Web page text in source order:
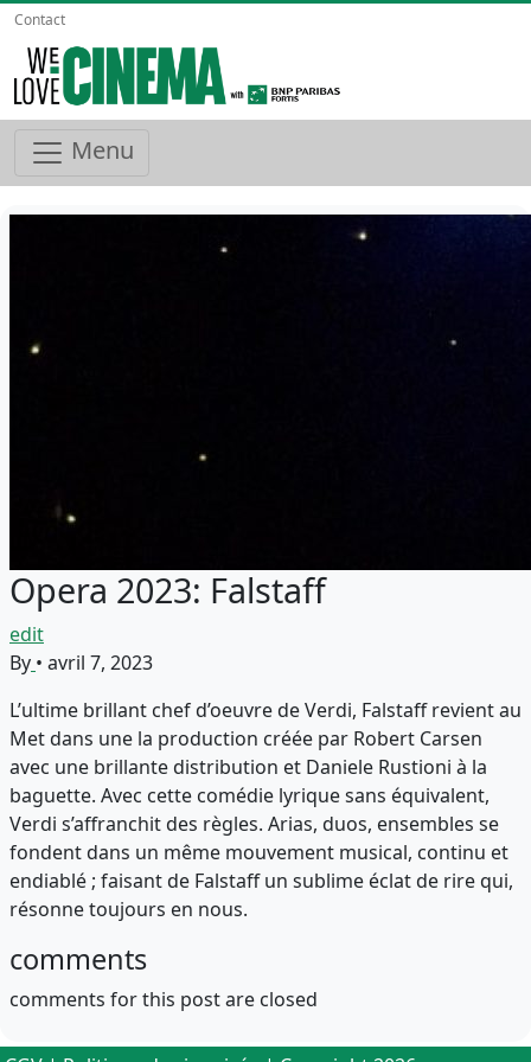
Contact
Menu
Opera 2023: Falstaff
edit
By • avril 7, 2023
L’ultime brillant chef d’oeuvre de Verdi, Falstaff revient au
Met dans une la production créée par Robert Carsen
avec une brillante distribution et Daniele Rustioni à la
baguette. Avec cette comédie lyrique sans équivalent,
Verdi s’affranchit des règles. Arias, duos, ensembles se
fondent dans un même mouvement musical, continu et
endiablé ; faisant de Falstaff un sublime éclat de rire qui,
résonne toujours en nous.
comments
comments for this post are closed